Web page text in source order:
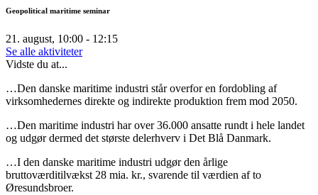
Geopolitical maritime seminar
21. august, 10:00 - 12:15
Se alle aktiviteter
Vidste du at...
…Den danske maritime industri står overfor en fordobling af
virksomhedernes direkte og indirekte produktion frem mod 2050.
…Den maritime industri har over 36.000 ansatte rundt i hele landet
og udgør dermed det største delerhverv i Det Blå Danmark.
…I den danske maritime industri udgør den årlige
bruttoværditilvækst 28 mia. kr., svarende til værdien af to
Øresundsbroer.